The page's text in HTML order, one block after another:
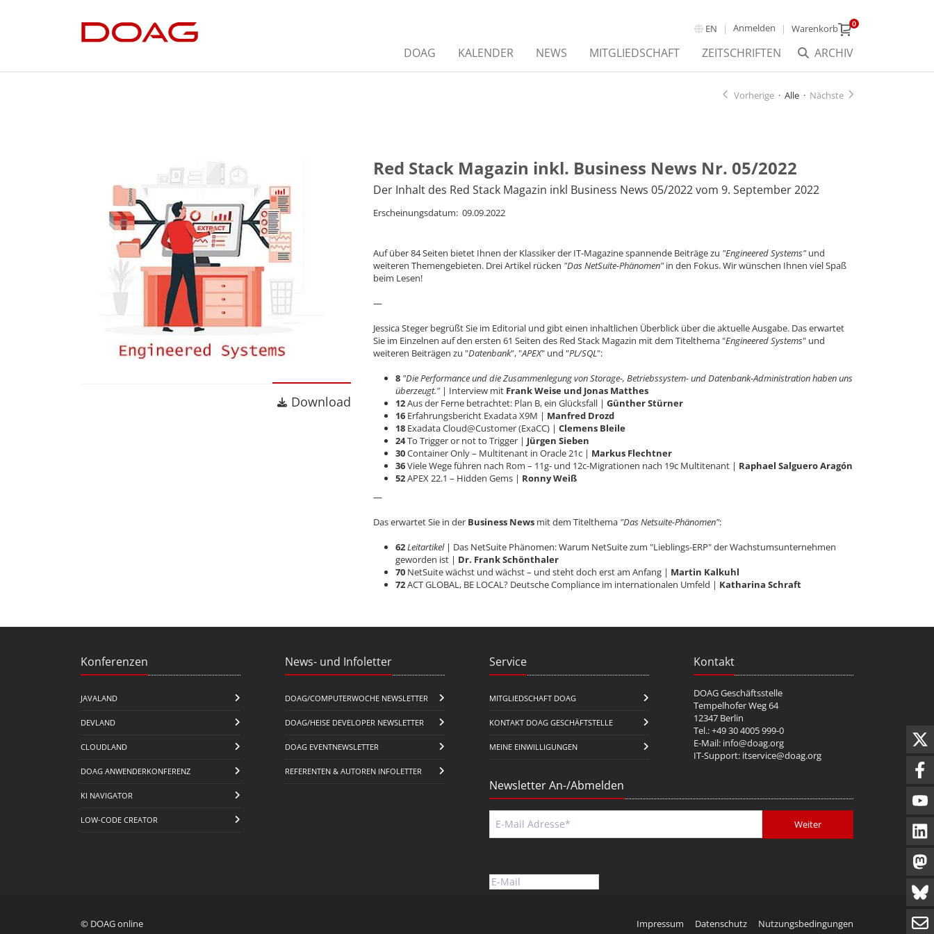
EN Anmelden Warenkorb 0
ARCHIV
DOAG KALENDER NEWS MITGLIEDSCHAFT ZEITSCHRIFTEN
Vorherige · Alle · Nächste
Download
Download
Red Stack Magazin inkl. Business News Nr. 05/2022
Der Inhalt des Red Stack Magazin inkl Business News 05/2022 vom 9. September 2022
Erscheinungsdatum: 09.09.2022
Auf über 84 Seiten bietet Ihnen der Klassiker der IT-Magazine spannende Beiträge zu "Engineered Systems" und
weiteren Themengebieten. Drei Artikel rücken "Das NetSuite-Phänomen" in den Fokus. Wir wünschen Ihnen viel Spaß
beim Lesen!
—
Jessica Steger begrüßt Sie im Editorial und gibt einen inhaltlichen Überblick über die aktuelle Ausgabe. Das erwartet
Sie im Einzelnen auf den ersten 61 Seiten des Red Stack Magazin mit dem Titelthema "Engineered Systems" und
weiteren Beiträgen zu "Datenbank", "APEX" und "PL/SQL":
8 "Die Performance und die Zusammenlegung von Storage-, Betriebssystem- und Datenbank-Administration haben uns
überzeugt." | Interview mit Frank Weise und Jonas Matthes
12Aus der Ferne betrachtet: Plan B, ein Glücksfall | Günther Stürner
16 Erfahrungsbericht Exadata X9M | Manfred Drozd
18 Exadata Cloud@Customer (ExaCC) |Clemens Bleile
24To Trigger or not to Trigger | Jürgen Sieben
30Container Only – Multitenant in Oracle 21c | Markus Flechtner
36Viele Wege führen nach Rom – 11g- und 12c-Migrationen nach 19c Multitenant | Raphael Salguero Aragón
52APEX 22.1 – Hidden Gems | Ronny Weiß
—
Das erwartet Sie in der Business News mit dem Titelthema "Das Netsuite-Phänomen":
62Leitartikel| Das NetSuite Phänomen: Warum NetSuite zum "Lieblings-ERP" der Wachstumsunternehmen
geworden ist | Dr. Frank Schönthaler
70 NetSuite wächst und wächst – und steht doch erst am Anfang | Martin Kalkuhl
72ACT GLOBAL, BE LOCAL? Deutsche Compliance im internationalen Umfeld | Katharina Schraft
Konferenzen
JAVALAND
DEVLAND
CLOUDLAND
DOAG ANWENDERKONFERENZ
KI NAVIGATOR
LOW-CODE CREATOR
News- und Infoletter
DOAG/COMPUTERWOCHE NEWSLETTER
DOAG/HEISE DEVELOPER NEWSLETTER
DOAG EVENTNEWSLETTER
REFERENTEN & AUTOREN INFOLETTER
Service
MITGLIEDSCHAFT DOAG
KONTAKT DOAG GESCHÄFTSTELLE
MEINE EINWILLIGUNGEN
Kontakt
DOAG Geschäftsstelle
Tempelhofer Weg 64
12347 Berlin
Tel.: +49 30 4005 999-0
E-Mail: info@doag.org
IT-Support: itservice@doag.org
Newsletter An-/Abmelden
Weiter
© DOAG online Impressum Datenschutz Nutzungsbedingungen